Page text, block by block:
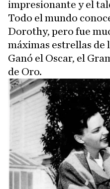
impresionante y el
Todo el mundo
Dorothy, pero fue
máximas estrellas de
Ganó el Oscar, el
de Oro.